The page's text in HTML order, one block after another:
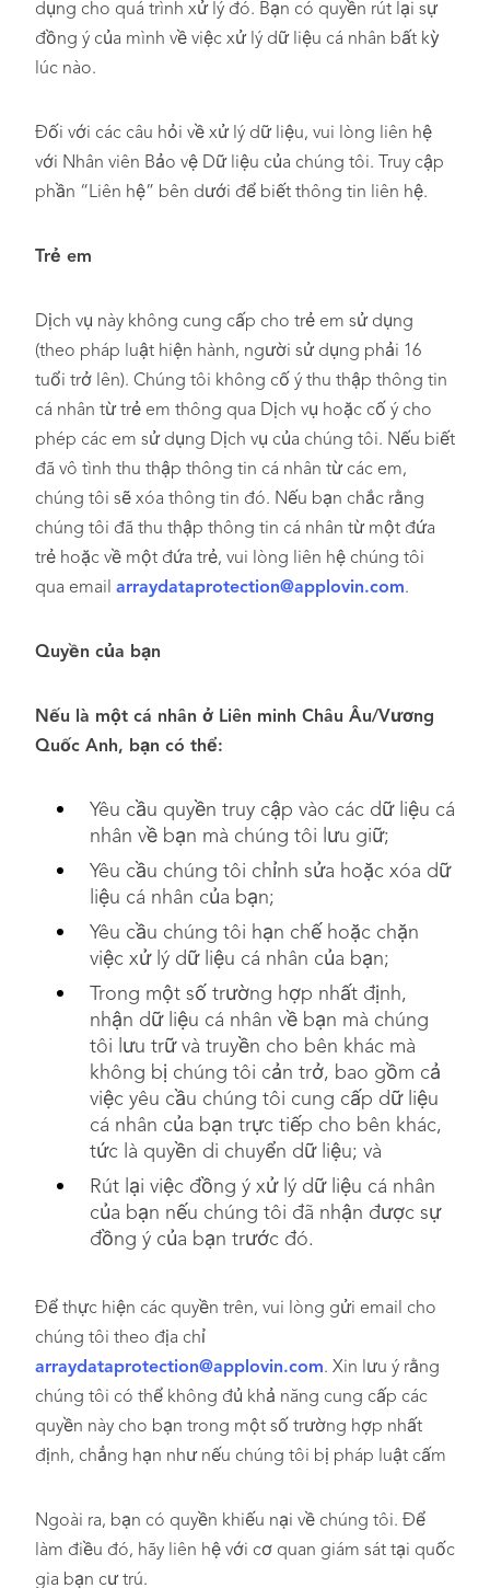
dụng cho quá trình xử lý đó. Bạn có quyền rút lại sự
đồng ý của mình về việc xử lý dữ liệu cá nhân bất kỳ
lúc nào.
Đối với các câu hỏi về xử lý dữ liệu, vui lòng liên hệ
với Nhân viên Bảo vệ Dữ liệu của chúng tôi. Truy cập
phần “Liên hệ” bên dưới để biết thông tin liên hệ.
Trẻ em
Dịch vụ này không cung cấp cho trẻ em sử dụng
(theo pháp luật hiện hành, người sử dụng phải 16
tuổi trở lên). Chúng tôi không cố ý thu thập thông tin
cá nhân từ trẻ em thông qua Dịch vụ hoặc cố ý cho
phép các em sử dụng Dịch vụ của chúng tôi. Nếu biết
đã vô tình thu thập thông tin cá nhân từ các em,
chúng tôi sẽ xóa thông tin đó. Nếu bạn chắc rằng
chúng tôi đã thu thập thông tin cá nhân từ một đứa
trẻ hoặc về một đứa trẻ, vui lòng liên hệ chúng tôi
qua email arraydataprotection@applovin.com.
Quyền của bạn
Nếu là một cá nhân ở Liên minh Châu Âu/Vương
Quốc Anh, bạn có thể:
Yêu cầu quyền truy cập vào các dữ liệu cá
nhân về bạn mà chúng tôi lưu giữ;
Yêu cầu chúng tôi chỉnh sửa hoặc xóa dữ
liệu cá nhân của bạn;
Yêu cầu chúng tôi hạn chế hoặc chặn
việc xử lý dữ liệu cá nhân của bạn;
Trong một số trường hợp nhất định,
nhận dữ liệu cá nhân về bạn mà chúng
tôi lưu trữ và truyền cho bên khác mà
không bị chúng tôi cản trở, bao gồm cả
việc yêu cầu chúng tôi cung cấp dữ liệu
cá nhân của bạn trực tiếp cho bên khác,
tức là quyền di chuyển dữ liệu; và
Rút lại việc đồng ý xử lý dữ liệu cá nhân
của bạn nếu chúng tôi đã nhận được sự
đồng ý của bạn trước đó.
Để thực hiện các quyền trên, vui lòng gửi email cho
chúng tôi theo địa chỉ
arraydataprotection@applovin.com. Xin lưu ý rằng
chúng tôi có thể không đủ khả năng cung cấp các
quyền này cho bạn trong một số trường hợp nhất
định, chẳng hạn như nếu chúng tôi bị pháp luật cấm
Ngoài ra, bạn có quyền khiếu nại về chúng tôi. Để
làm điều đó, hãy liên hệ với cơ quan giám sát tại quốc
gia bạn cư trú.